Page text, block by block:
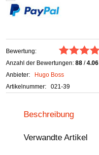
Bewertung:
Anzahl der Bewertungen: 88 /4.06
Anbieter:
Hugo Boss
Artikelnummer:
021-39
Beschreibung
Verwandte Artikel